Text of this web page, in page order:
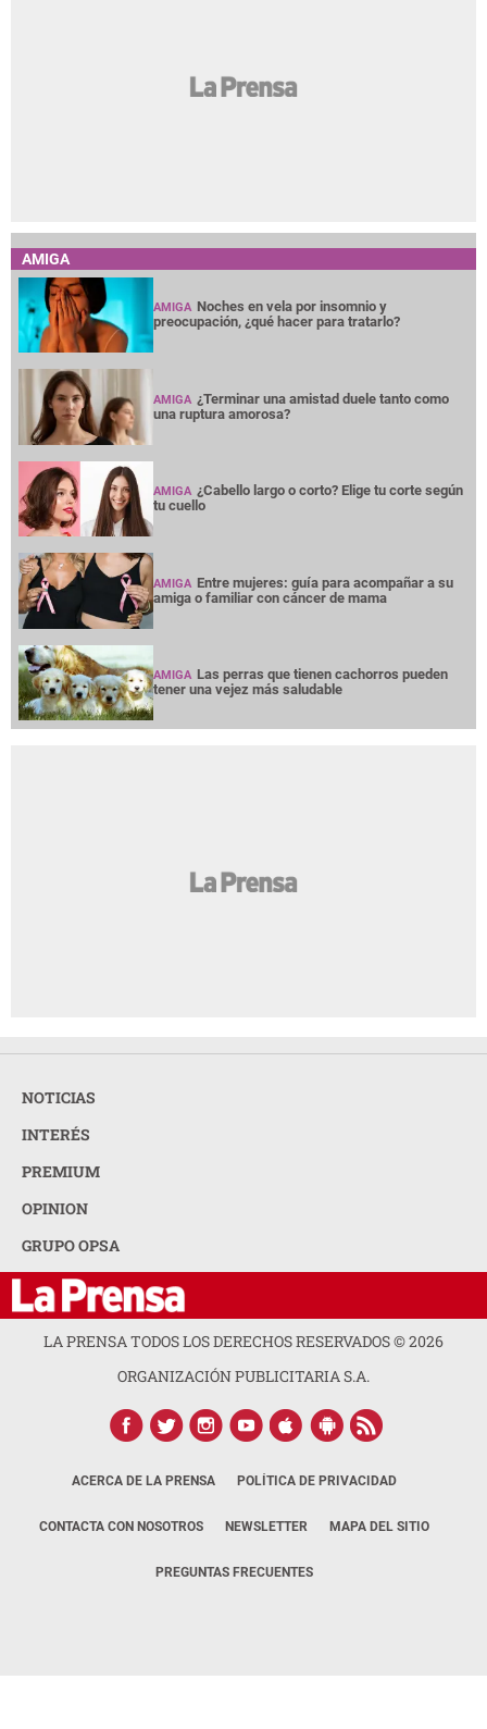
AMIGA
AMIGA Noches en vela por insomnio y
preocupación, ¿qué hacer para tratarlo?
AMIGA ¿Terminar una amistad duele tanto como
una ruptura amorosa?
AMIGA ¿Cabello largo o corto? Elige tu corte según
tu cuello
AMIGA Entre mujeres: guía para acompañar a su
amiga o familiar con cáncer de mama
AMIGA Las perras que tienen cachorros pueden
tener una vejez más saludable
NOTICIAS
INTERÉS
PREMIUM
OPINION
GRUPO OPSA
LA PRENSA TODOS LOS DERECHOS RESERVADOS ©2026
ORGANIZACIÓN PUBLICITARIA S.A.
ACERCA DE LA PRENSA POLÍTICA DE PRIVACIDAD
CONTACTA CON NOSOTROS NEWSLETTER MAPA DEL SITIO
PREGUNTAS FRECUENTES